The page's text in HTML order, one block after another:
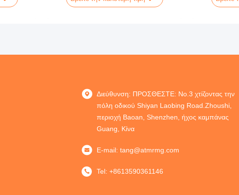
Διεύθυνση: ΠΡΟΣΘΕΣΤΕ: No.3 χτίζοντας την
πόλη οδικού Shiyan Laobing Road.Zhoushi,
περιοχή Baoan, Shenzhen, ήχος καμπάνας
Guang, Κίνα
E-mail: tang@atmrmg.com
Tel: +8613590361146